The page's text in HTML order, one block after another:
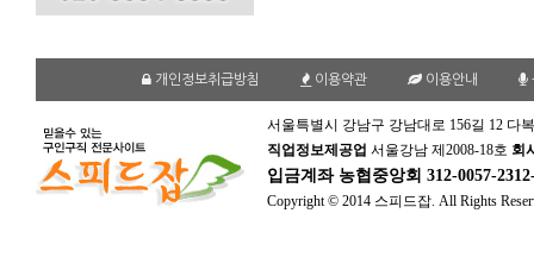
개인정보취급방침 이용약관 이용안내
서울특별시 강남구 강남대로 156길 12 다
직업정보제공업 서울강남 제2008-18호 회
입금계좌 농협중앙회 312-0057-
Copyright © 2014 스피드잡. All Rights